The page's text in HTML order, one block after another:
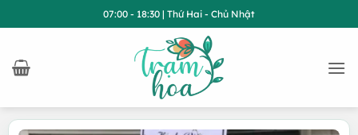
qua
dung
07:00 - 18:30 | Thứ Hai - Chủ Nhật